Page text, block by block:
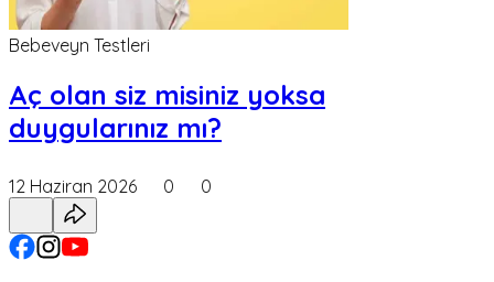
Bebeveyn Testleri
Aç olan siz misiniz yoksa
duygularınız mı?
12 Haziran 2026 0 0